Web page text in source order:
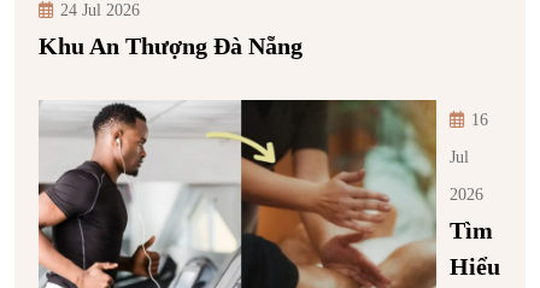
24 Jul 2026
Khu An Thượng Đà Nẵng
16
Jul
2026
Tìm
Hiểu